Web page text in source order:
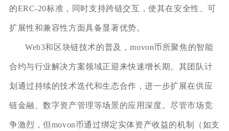
的ERC-20标准，同时支持跨链交互，使其在安全性、可
扩展性和兼容性方面具备显著优势。
Web3和区块链技术的普及，movon币所聚焦的智能
合约与行业解决方案领域正迎来快速增长期。其团队计
划通过持续的技术迭代和生态合作，进一步扩展在供应
链金融、数字资产管理等场景的应用深度。尽管市场竞
争激烈，但movon币通过绑定实体资产收益的机制（如支